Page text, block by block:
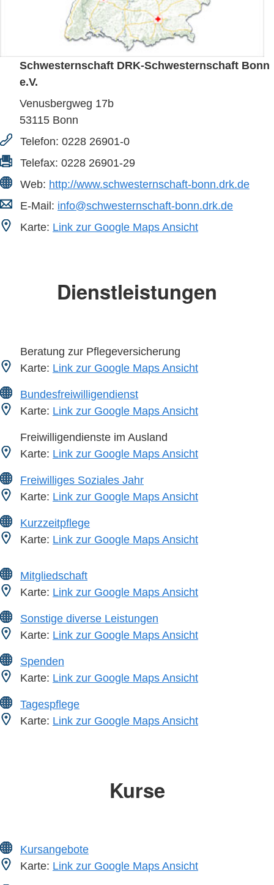
Schwesternschaft DRK-Schwesternschaft Bonn
e.V.
Venusbergweg 17b
53115 Bonn
Telefon: 0228 26901-0
Telefax: 0228 26901-29
Web: http://www.schwesternschaft-bonn.drk.de
E-Mail: info@schwesternschaft-bonn.drk.de
Karte: Link zur Google Maps Ansicht
Dienstleistungen
Beratung zur Pflegeversicherung
Karte: Link zur Google Maps Ansicht
Bundesfreiwilligendienst
Karte: Link zur Google Maps Ansicht
Freiwilligendienste im Ausland
Karte: Link zur Google Maps Ansicht
Freiwilliges Soziales Jahr
Karte: Link zur Google Maps Ansicht
Kurzzeitpflege
Karte: Link zur Google Maps Ansicht
Mitgliedschaft
Karte: Link zur Google Maps Ansicht
Sonstige diverse Leistungen
Karte: Link zur Google Maps Ansicht
Spenden
Karte: Link zur Google Maps Ansicht
Tagespflege
Karte: Link zur Google Maps Ansicht
Kurse
Kursangebote
Karte: Link zur Google Maps Ansicht